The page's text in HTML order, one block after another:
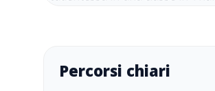
Percorsi chiari